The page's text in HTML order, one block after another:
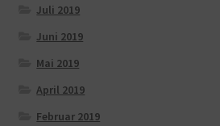
Juli 2019
Juni 2019
Mai 2019
April 2019
Februar 2019